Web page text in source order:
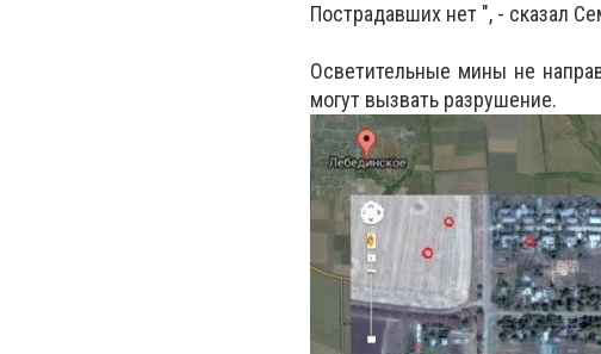
Пострадавших нет ", - сказал
Осветительные мины не
могут вызвать разрушение.